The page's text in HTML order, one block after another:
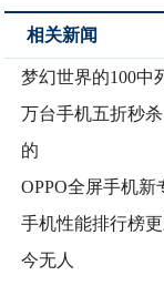
相关新闻
梦幻世界的100中
万台手机五折秒
的
OPPO全屏手机
手机性能排行榜
今无人